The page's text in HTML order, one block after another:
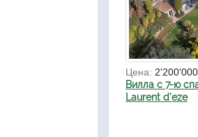
Цена:
Вилла с 7-ю
Laurent d'eze